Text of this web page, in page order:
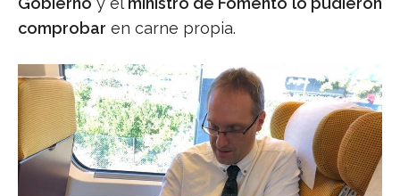
comprobar en carne propia.